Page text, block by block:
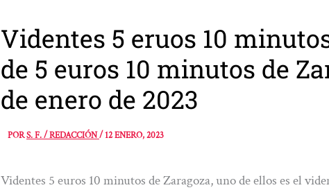
Videntes 5 eruos 10
de 5 euros 10 minutos de
de enero de 2023
PORS. F. / REDACCIÓN/12 ENERO, 2023
Videntes 5 euros 10 minutos de Zaragoza, uno de ellos es el